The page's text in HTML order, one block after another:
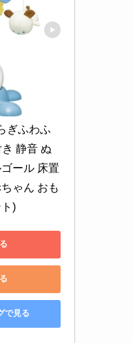
ぎふわふ
静音 ぬ
ール 床置
ゃん おも
)
で見る